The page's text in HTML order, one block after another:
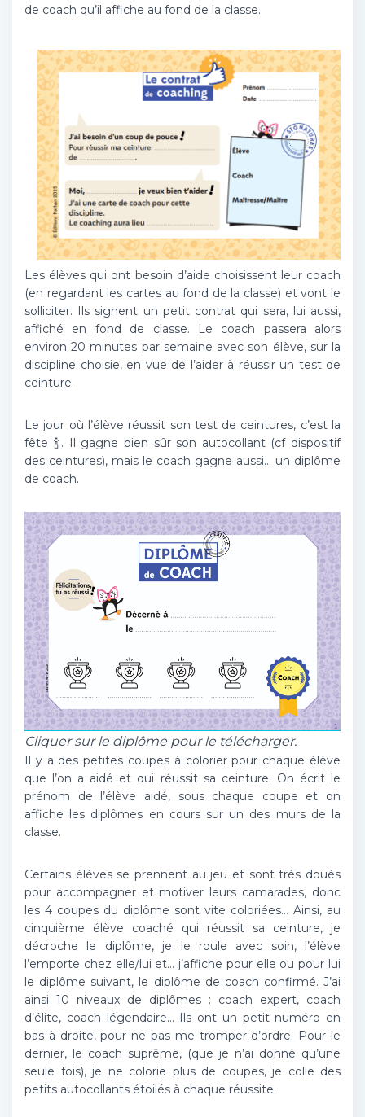
de coach qu’il affiche au fond de la classe.
Les élèves qui ont besoin d’aide choisissent leur coach
(en regardant les cartes au fond de la classe) et vont le
solliciter. Ils signent un petit contrat qui sera, lui aussi,
affiché en fond de classe. Le coach passera alors
environ 20 minutes par semaine avec son élève, sur la
discipline choisie, en vue de l’aider à réussir un test de
ceinture.
Le jour où l’élève réussit son test de ceintures, c’est la
fête 🍾. Il gagne bien sûr son autocollant (cf dispositif
des ceintures), mais le coach gagne aussi… un diplôme
de coach.
Cliquer sur le diplôme pour le télécharger.
Il y a des petites coupes à colorier pour chaque élève
que l’on a aidé et qui réussit sa ceinture. On écrit le
prénom de l’élève aidé, sous chaque coupe et on
affiche les diplômes en cours sur un des murs de la
classe.
Certains élèves se prennent au jeu et sont très doués
pour accompagner et motiver leurs camarades, donc
les 4 coupes du diplôme sont vite coloriées… Ainsi, au
cinquième élève coaché qui réussit sa ceinture, je
décroche le diplôme, je le roule avec soin, l’élève
l’emporte chez elle/lui et… j’affiche pour elle ou pour lui
le diplôme suivant, le diplôme de coach confirmé. J’ai
ainsi 10 niveaux de diplômes : coach expert, coach
d’élite, coach légendaire… Ils ont un petit numéro en
bas à droite, pour ne pas me tromper d’ordre. Pour le
dernier, le coach suprême, (que je n’ai donné qu’une
seule fois), je ne colorie plus de coupes, je colle des
petits autocollants étoilés à chaque réussite.